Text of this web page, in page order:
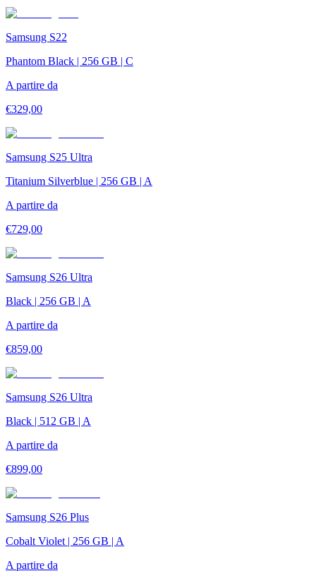
Samsung S22
Phantom Black | 256 GB | C
A partire da
€329,00
Samsung S25 Ultra
Titanium Silverblue | 256 GB | A
A partire da
€729,00
Samsung S26 Ultra
Black | 256 GB | A
A partire da
€859,00
Samsung S26 Ultra
Black | 512 GB | A
A partire da
€899,00
Samsung S26 Plus
Cobalt Violet | 256 GB | A
A partire da